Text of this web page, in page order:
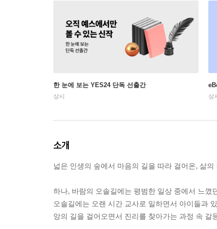
한 눈에 보는 YES24 단독 선출간
상시 상
소개
넓은 인생의 숲에서 마음의 길을 따라 걸어온, 삶
하나, 바람의 오솔길에는 평범한 일상 중에서 느
오솔길에는 오랜 시간 교사로 일하면서 아이들과
앙의 길을 걸어오면서 진리를 찾아가는 과정 속 갈